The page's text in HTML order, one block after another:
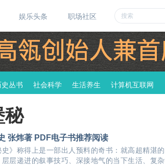
娱乐头条 职场社区
史丛书 社会科学 生活养生 计算机互联网
秘
张炜著 PDF电子书推荐阅读
史》称得上是一部出人预料的奇书：就高超精湛的
层递进的叙事技巧、深接地气的当下生活、复杂